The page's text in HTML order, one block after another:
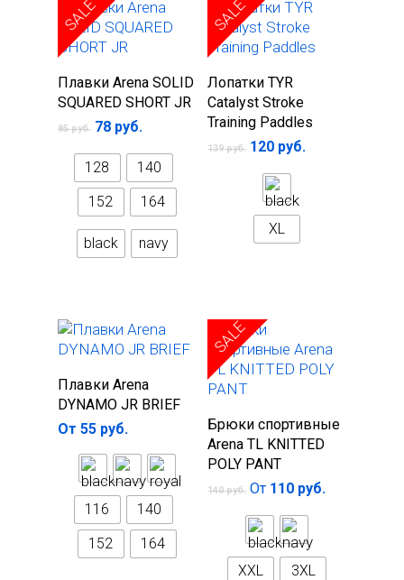
Выберите
параметры
SALE
Плавки Arena SOLID
SQUARED SHORT JR
85руб. 78 руб.
128
140
152
164
black navy
Выберите
параметры
SALE
Лопатки TYR
Catalyst Stroke
Training Paddles
139руб. 120 руб.
XL
Выберите
параметры
Плавки Arena
DYNAMO JR BRIEF
От 55 руб.
116
140
152
164
параметры
SALE
Брюки спортивные
Arena TL KNITTED
POLY PANT
140руб. От 110 руб.
XXL 3XL